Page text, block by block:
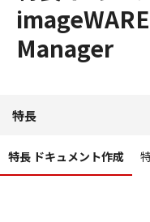
Manager
特長
特長 ドキュメント作成